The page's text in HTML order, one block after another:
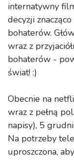
internatywny
decyzji
bohaterów.
wraz z
bohaterów -
świat! :)
Obecnie na
wraz z pełną
napisy), 5
Na potrzeby
uproszczona,